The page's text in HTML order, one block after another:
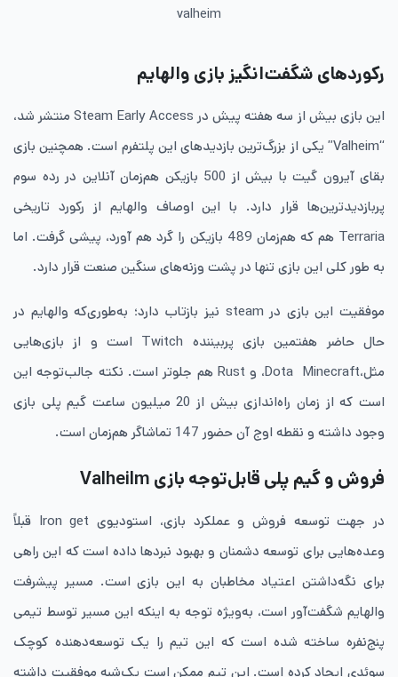
valheim
رکوردهای شگفت‌انگیز بازی والهایم
این بازی بیش از سه هفته پیش در Steam Early Access منتشر شد،
“Valheim” یکی از بزرگ‌ترین بازدیدهای این پلتفرم است. همچنین بازی
بقای آیرون گیت با بیش از 500 بازیکن هم‌زمان آنلاین در رده سوم
پربازدیدترین‌ها قرار دارد. با این اوصاف والهایم از رکورد تاریخی
Terraria هم که هم‌زمان 489 بازیکن را گرد هم آورد، پیشی گرفت. اما
به طور کلی این بازی تنها در پشت وزنه‌های سنگین صنعت قرار دارد.
موفقیت این بازی در steam نیز بازتاب دارد؛ به‌طوری‌که والهایم در
حال حاضر هفتمین بازی پربیننده Twitch است و از بازی‌هایی
مثل،Dota Minecraft، و Rust هم جلوتر است. نکته جالب‌توجه این
است که از زمان راه‌اندازی بیش از 20 میلیون ساعت گیم پلی بازی
وجود داشته و نقطه اوج آن حضور 147 تماشاگر هم‌زمان است.
فروش و گیم پلی قابل‌توجه بازی Valheilm
در جهت توسعه فروش و عملکرد بازی، استودیوی Iron get قبلاً
وعده‌هایی برای توسعه دشمنان و بهبود نبردها داده است که این راهی
برای نگه‌داشتن اعتیاد مخاطبان به این بازی است. مسیر پیشرفت
والهایم شگفت‌آور است، به‌ویژه توجه به اینکه این مسیر توسط تیمی
پنج‌نفره ساخته شده است که این تیم را یک توسعه‌دهنده کوچک
سوئدی ایجاد کرده است. این تیم ممکن است یک‌شبه موفقیت داشته